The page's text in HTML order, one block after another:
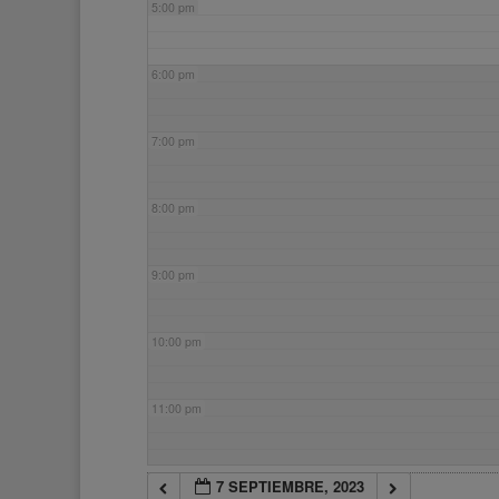
5:00 pm
6:00 pm
7:00 pm
8:00 pm
9:00 pm
10:00 pm
11:00 pm
7 SEPTIEMBRE, 2023